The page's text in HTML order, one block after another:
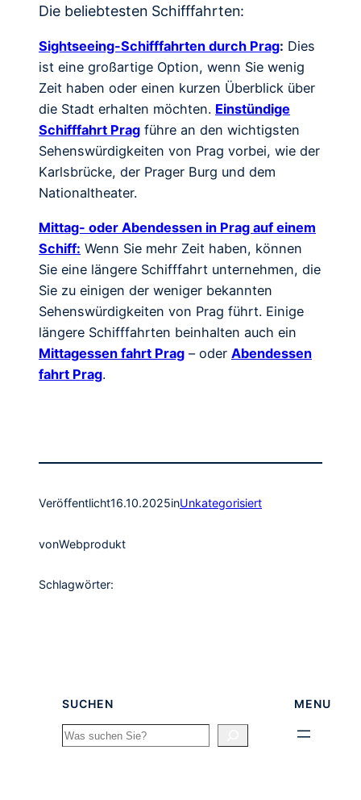
Die beliebtesten Schifffahrten:
Sightseeing-Schifffahrten durch Prag: Dies
ist eine großartige Option, wenn Sie wenig
Zeit haben oder einen kurzen Überblick über
die Stadt erhalten möchten. Einstündige
Schifffahrt Prag führe an den wichtigsten
Sehenswürdigkeiten von Prag vorbei, wie der
Karlsbrücke, der Prager Burg und dem
Nationaltheater.
Mittag- oder Abendessen in Prag auf einem
Schiff: Wenn Sie mehr Zeit haben, können
Sie eine längere Schifffahrt unternehmen, die
Sie zu einigen der weniger bekannten
Sehenswürdigkeiten von Prag führt. Einige
längere Schifffahrten beinhalten auch ein
Mittagessen fahrt Prag – oder Abendessen
fahrt Prag.
Veröffentlicht16.10.2025inUnkategorisiert
vonWebprodukt
Schlagwörter:
SUCHEN
Search
MENU